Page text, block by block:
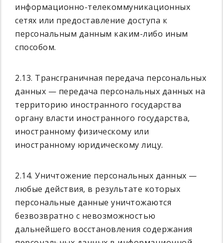
информационно-телекоммуникационных
сетях или предоставление доступа к
персональным данным каким-либо иным
способом.
2.13. Трансграничная передача персональных
данных — передача персональных данных на
территорию иностранного государства
органу власти иностранного государства,
иностранному физическому или
иностранному юридическому лицу.
2.14. Уничтожение персональных данных —
любые действия, в результате которых
персональные данные уничтожаются
безвозвратно с невозможностью
дальнейшего восстановления содержания